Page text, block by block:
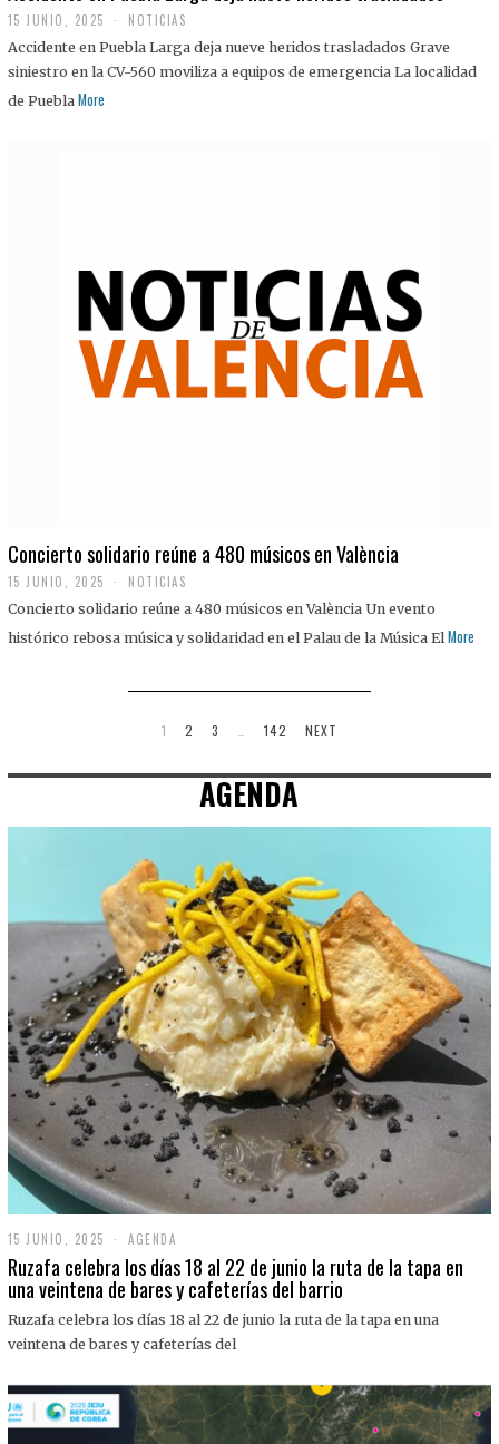
15 JUNIO, 2025 NOTICIAS
Accidente en Puebla Larga deja nueve heridos trasladados Grave
siniestro en la CV-560 moviliza a equipos de emergencia La localidad
de Puebla More
Concierto solidario reúne a 480 músicos en València
15 JUNIO, 2025 NOTICIAS
Concierto solidario reúne a 480 músicos en València Un evento
histórico rebosa música y solidaridad en el Palau de la Música El More
1 2 3 142 NEXT
AGENDA
15 JUNIO, 2025
J
U
I
O
0
2
5
AGENDA
Ruzafa celebra los días 18 al 22 de junio la ruta de la tapa en
una veintena de bares y cafeterías del barrio
Ruzafa celebra los días 18 al 22 de junio la ruta de la tapa en una
veintena de bares y cafeterías del